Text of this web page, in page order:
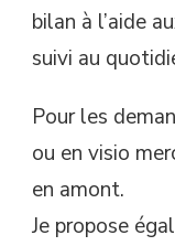
bilan à l’aide
suivi au
Pour les
ou en visio
en amont.
Je propose